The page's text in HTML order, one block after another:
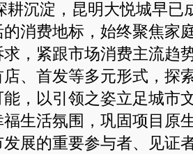
耕沉淀，昆明大悦城早已
的消费地标，始终聚焦家
，紧跟市场消费主流趋
、首发等多元形式，探
，以引领之姿立足城市
生活氛围，巩固项目原
展的重要参与者、见证